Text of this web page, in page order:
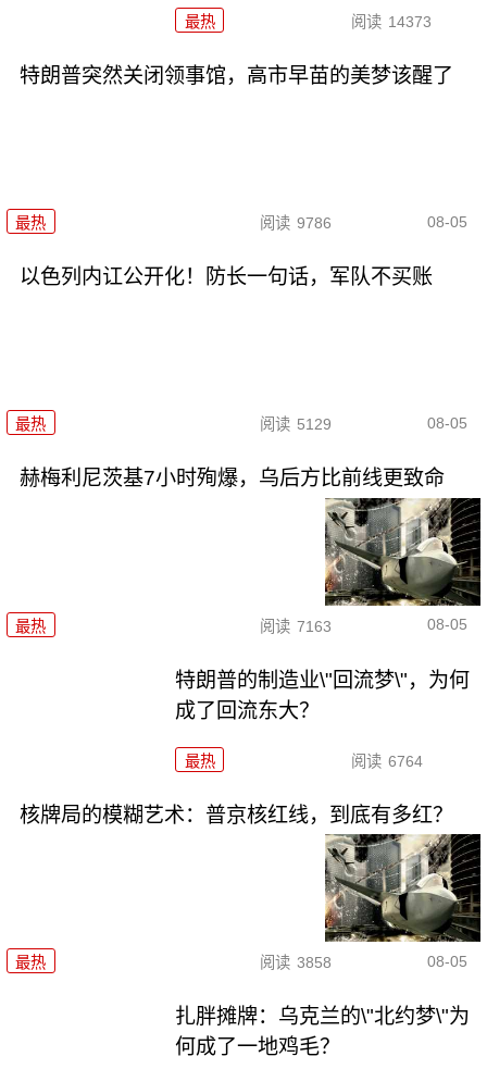
最热 阅读 14373
特朗普突然关闭领事馆，高市早苗的美梦该醒了
最热 阅读 9786 08-05
以色列内讧公开化！防长一句话，军队不买账
最热 阅读 5129 08-05
赫梅利尼茨基7小时殉爆，乌后方比前线更致命
最热 阅读 7163 08-05
特朗普的制造业\"回流梦\"，为何
成了回流东大？
最热 阅读 6764
核牌局的模糊艺术：普京核红线，到底有多红？
最热 阅读 3858 08-05
扎胖摊牌：乌克兰的\"北约梦\"为
何成了一地鸡毛？